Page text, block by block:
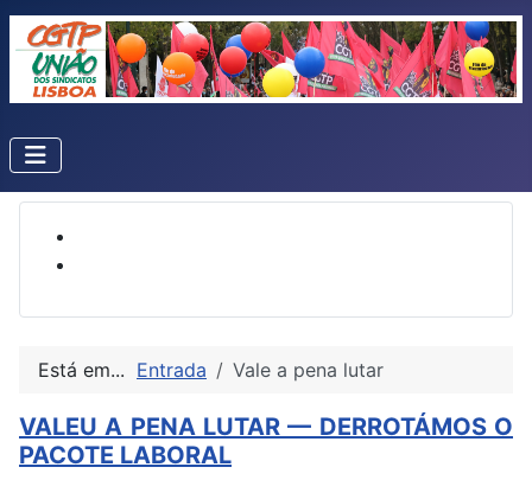
Está em... Entrada Vale a pena lutar
VALEU A PENA LUTAR — DERROTÁMOS O
PACOTE LABORAL